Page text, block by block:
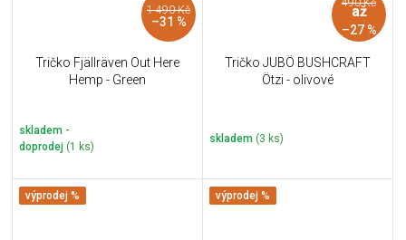
1 490 Kč
–31 %
Tričko Fjällräven Out Here
Hemp - Green
skladem -
doprodej (1 ks)
až
–27 %
Tričko JUBÖ BUSHCRAFT
Ötzi - olivové
skladem (3 ks)
výprodej % výprodej %